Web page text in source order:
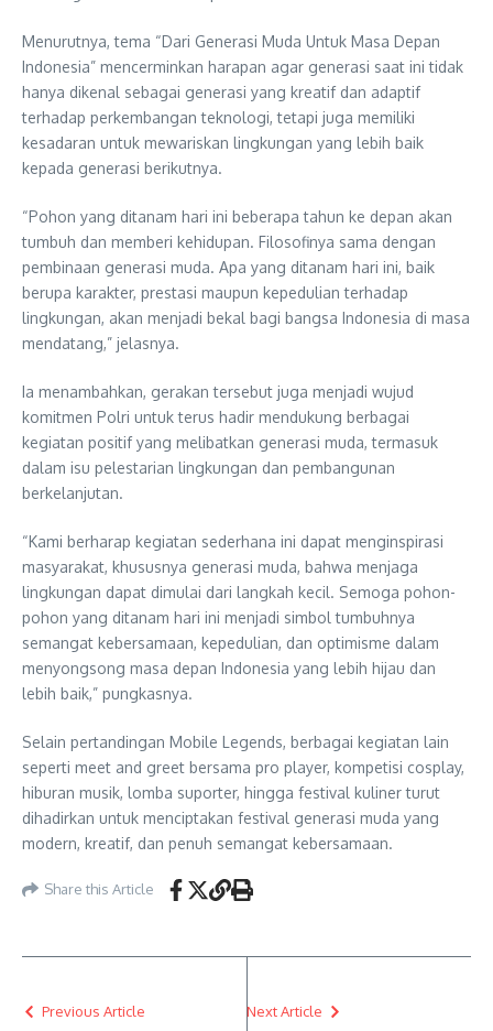
Menurutnya, tema “Dari Generasi Muda Untuk Masa Depan
Indonesia” mencerminkan harapan agar generasi saat ini tidak
hanya dikenal sebagai generasi yang kreatif dan adaptif
terhadap perkembangan teknologi, tetapi juga memiliki
kesadaran untuk mewariskan lingkungan yang lebih baik
kepada generasi berikutnya.
“Pohon yang ditanam hari ini beberapa tahun ke depan akan
tumbuh dan memberi kehidupan. Filosofinya sama dengan
pembinaan generasi muda. Apa yang ditanam hari ini, baik
berupa karakter, prestasi maupun kepedulian terhadap
lingkungan, akan menjadi bekal bagi bangsa Indonesia di masa
mendatang,” jelasnya.
Ia menambahkan, gerakan tersebut juga menjadi wujud
komitmen Polri untuk terus hadir mendukung berbagai
kegiatan positif yang melibatkan generasi muda, termasuk
dalam isu pelestarian lingkungan dan pembangunan
berkelanjutan.
“Kami berharap kegiatan sederhana ini dapat menginspirasi
masyarakat, khususnya generasi muda, bahwa menjaga
lingkungan dapat dimulai dari langkah kecil. Semoga pohon-
pohon yang ditanam hari ini menjadi simbol tumbuhnya
semangat kebersamaan, kepedulian, dan optimisme dalam
menyongsong masa depan Indonesia yang lebih hijau dan
lebih baik,” pungkasnya.
Selain pertandingan Mobile Legends, berbagai kegiatan lain
seperti meet and greet bersama pro player, kompetisi cosplay,
hiburan musik, lomba suporter, hingga festival kuliner turut
dihadirkan untuk menciptakan festival generasi muda yang
modern, kreatif, dan penuh semangat kebersamaan.
Share this Article
Previous Article Next Article